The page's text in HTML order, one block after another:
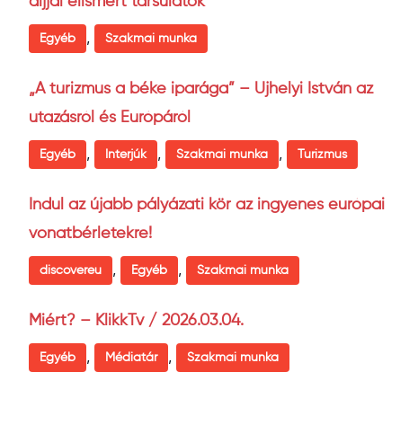
Egyéb , Szakmai munka
„A turizmus a béke iparága” – Ujhelyi István az
utazásról és Európáról
Egyéb , Interjúk , Szakmai munka , Turizmus
Indul az újabb pályázati kör az ingyenes európai
vonatbérletekre!
discovereu , Egyéb , Szakmai munka
Miért? – KlikkTv / 2026.03.04.
Egyéb , Médiatár , Szakmai munka